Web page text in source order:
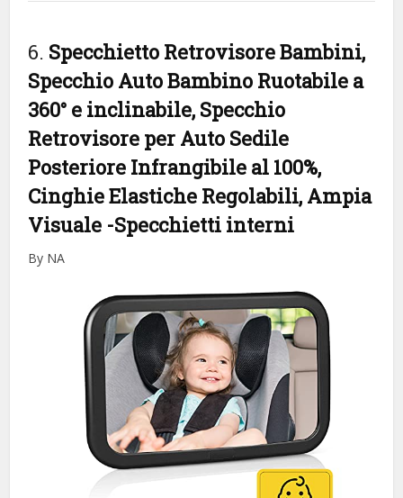
6. Specchietto Retrovisore Bambini,
Specchio Auto Bambino Ruotabile a
360° e inclinabile, Specchio
Retrovisore per Auto Sedile
Posteriore Infrangibile al 100%,
Cinghie Elastiche Regolabili, Ampia
Visuale -Specchietti interni
By NA